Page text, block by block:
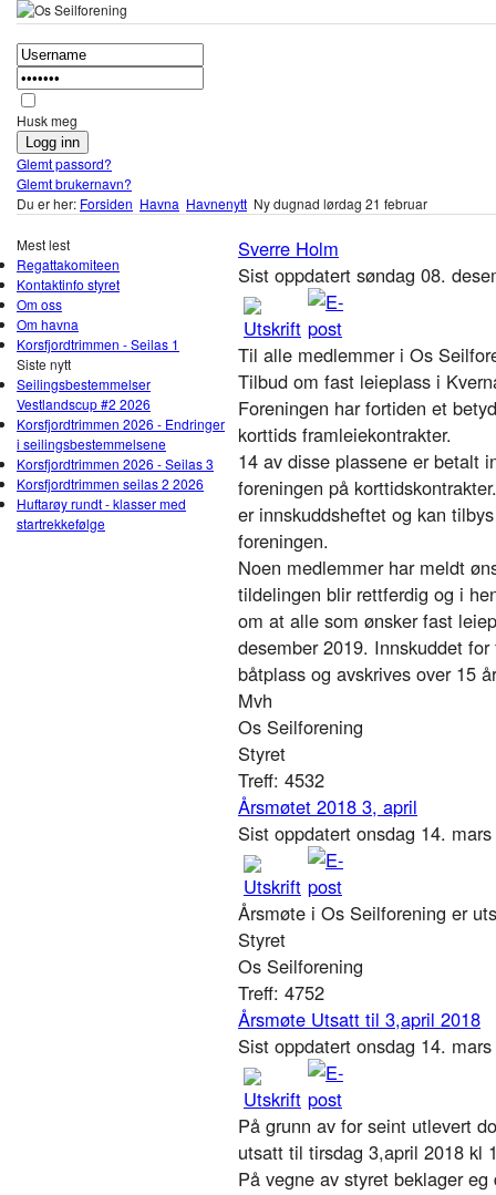
Husk meg
Glemt passord?
Glemt brukernavn?
Du er her: Forsiden Havna Havnenytt Ny dugnad lørdag 21 februar
Mest lest
Regattakomiteen
Kontaktinfo styret
Om oss
Om havna
Korsfjordtrimmen - Seilas 1
Siste nytt
Seilingsbestemmelser
Vestlandscup #2 2026
Korsfjordtrimmen 2026 - Endringer
i seilingsbestemmelsene
Korsfjordtrimmen 2026 - Seilas 3
Korsfjordtrimmen seilas 2 2026
Huftarøy rundt - klasser med
startrekkefølge
Sverre Holm
Sist oppdatert søndag 08.
Til alle medlemmer i Os
Tilbud om fast leieplass i
Foreningen har fortiden et
korttids framleiekontrakter.
14 av disse plassene er betalt
foreningen på
er innskuddsheftet og kan
foreningen.
Noen medlemmer har meldt
tildelingen blir rettferdig og i
om at alle som ønsker fast
desember 2019. Innskuddet
båtplass og avskrives over 15
Mvh
Os Seilforening
Styret
Treff: 4532
Årsmøtet 2018 3, april
Sist oppdatert onsdag 14.
Årsmøte i Os Seilforening er
Styret
Os Seilforening
Treff: 4752
Årsmøte Utsatt til 3,april 2018
Sist oppdatert onsdag 14.
På grunn av for seint utlevert
utsatt til tirsdag 3,april 2018 kl
På vegne av styret beklager eg